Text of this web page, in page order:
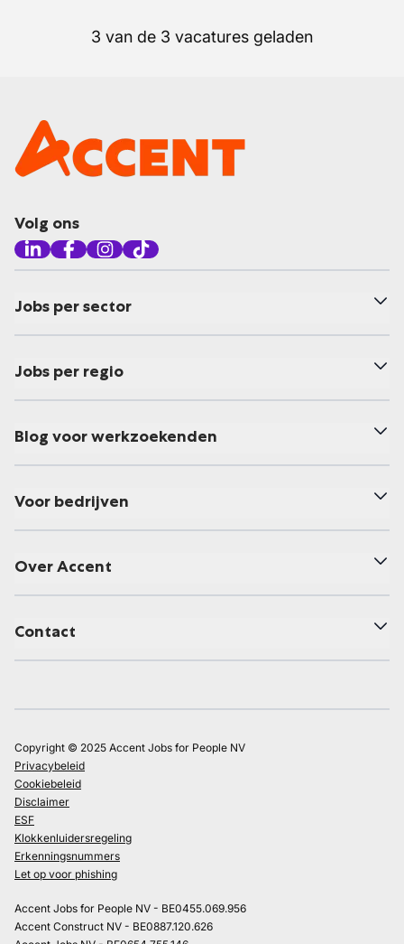
3 van de 3 vacatures geladen
Volg ons
Jobs per sector
Jobs per regio
Blog voor werkzoekenden
Voor bedrijven
Over Accent
Contact
Copyright © 2025 Accent Jobs for People NV
Privacybeleid
Cookiebeleid
Disclaimer
ESF
Klokkenluidersregeling
Erkenningsnummers
Let op voor phishing
Accent Jobs for People NV - BE0455.069.956
Accent Construct NV - BE0887.120.626